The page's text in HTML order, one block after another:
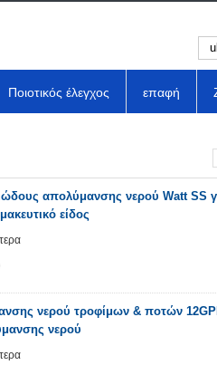
Ποιοτικός έλεγχος επαφή
απολύμανσης νερού Watt SS
είδος
νερού τροφίμων & ποτών
νερού